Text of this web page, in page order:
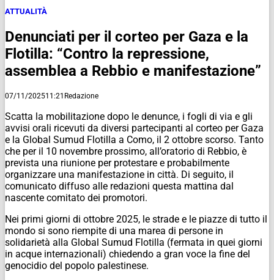
ATTUALITÀ
Denunciati per il corteo per Gaza e la
Flotilla: “Contro la repressione,
assemblea a Rebbio e manifestazione”
07/11/202511:21 Redazione
Scatta la mobilitazione dopo le denunce, i fogli di via e gli
avvisi orali ricevuti da diversi partecipanti al corteo per Gaza
e la Global Sumud Flotilla a Como, il 2 ottobre scorso. Tanto
che per il 10 novembre prossimo, all’oratorio di Rebbio, è
prevista una riunione per protestare e probabilmente
organizzare una manifestazione in città. Di seguito, il
comunicato diffuso alle redazioni questa mattina dal
nascente comitato dei promotori.
Nei primi giorni di ottobre 2025, le strade e le piazze di tutto il
mondo si sono riempite di una marea di persone in
solidarietà alla Global Sumud Flotilla (fermata in quei giorni
in acque internazionali) chiedendo a gran voce la fine del
genocidio del popolo palestinese.